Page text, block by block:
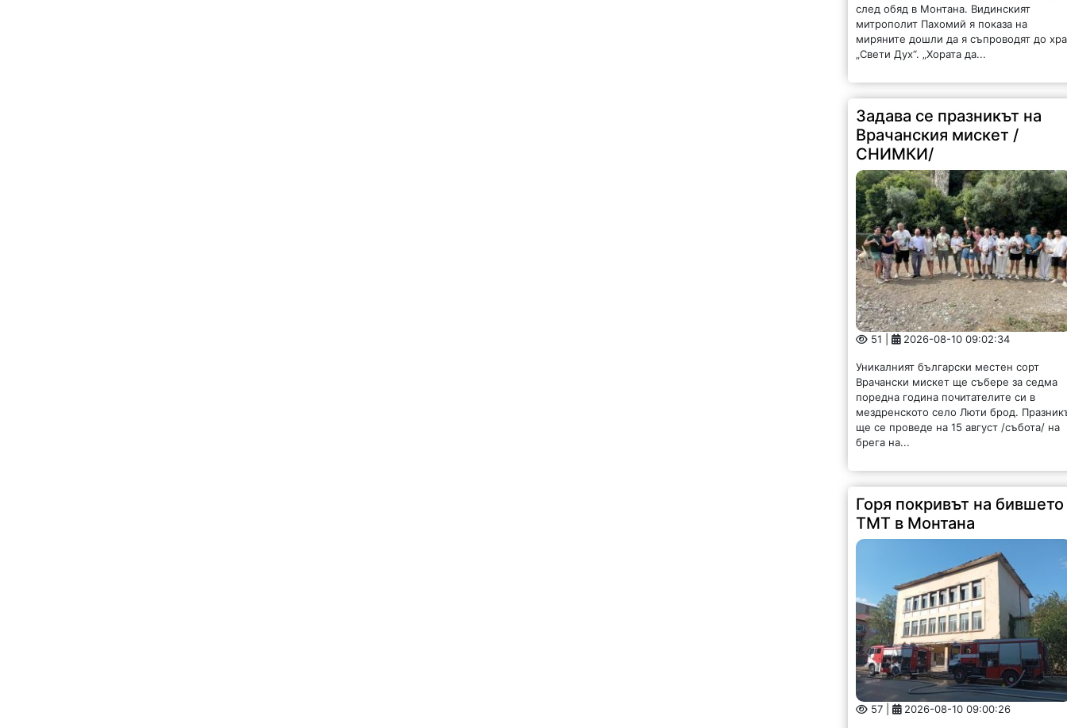
след обяд в Монтана. Видинският
митрополит Пахомий я показа на
миряните дошли да я съпроводят до
„Свети Дух“. „Хората да...
Задава се празникът на
Врачанския мискет /
СНИМКИ/
51 | 2026-08-10 09:02:34
Уникалният български местен сорт
Врачански мискет ще събере за седма
поредна година почитателите си в
мездренското село Люти брод.
ще се проведе на 15 август /събота/ на
брега на...
Горя покривът на бившето
ТМТ в Монтана
57 | 2026-08-10 09:00:26